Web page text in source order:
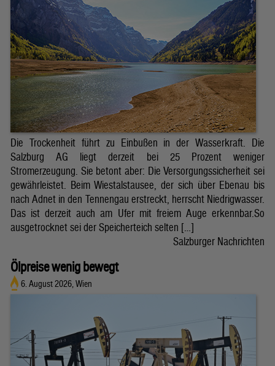
Die Trockenheit führt zu Einbußen in der Wasserkraft. Die
Salzburg AG liegt derzeit bei 25 Prozent weniger
Stromerzeugung. Sie betont aber: Die Versorgungssicherheit sei
gewährleistet. Beim Wiestalstausee, der sich über Ebenau bis
nach Adnet in den Tennengau erstreckt, herrscht Niedrigwasser.
Das ist derzeit auch am Ufer mit freiem Auge erkennbar.So
ausgetrocknet sei der Speicherteich selten […]
Salzburger Nachrichten
Ölpreise wenig bewegt
6. August 2026, Wien